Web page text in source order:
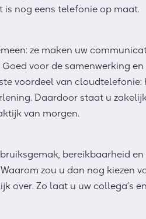
t is nog eens telefonie op maat.
ze maken uw communic
Goed voor de samenwerking
voordeel van cloudtelefonie:
Daardoor staat u
van morgen.
bereikbaarheid
zou u dan nog kiezen
over. Zo laat u uw collega’s